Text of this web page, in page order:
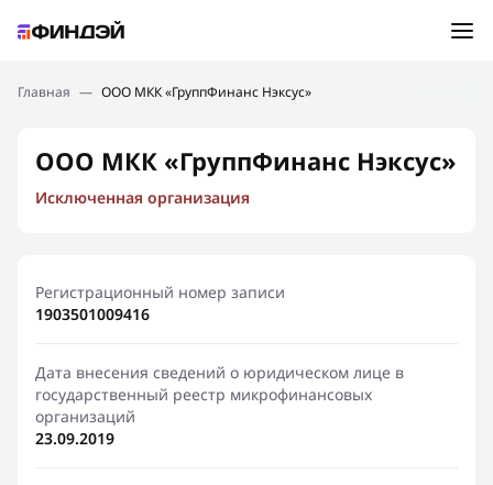
Подбор займа
Новости
Финансовое просвещение
Главная — ООО МКК «ГруппФинанс Нэксус»
ООО МКК «ГруппФинанс Нэксус»
Исключенная организация
Регистрационный номер записи
1903501009416
Дата внесения сведений о юридическом лице в
государственный реестр микрофинансовых
организаций
23.09.2019
Ошибка:Контактная форма не найдена.
Спасибо, что написали нам
Мы свяжемся с Вами в ближайшее время и сообщим
результат
Отправить новый запрос